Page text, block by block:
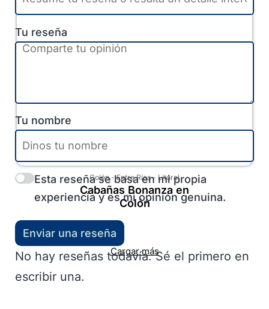
Colón-Entre Ríos- Litoral
Cabañas Bonanza en
Colón
Cargar más
Tu reseña
Tu nombre
Esta reseña se basa en mi propia
experiencia y es mi opinión genuina.
Enviar una reseña
No hay reseñas todavía. Sé el primero en
escribir una.